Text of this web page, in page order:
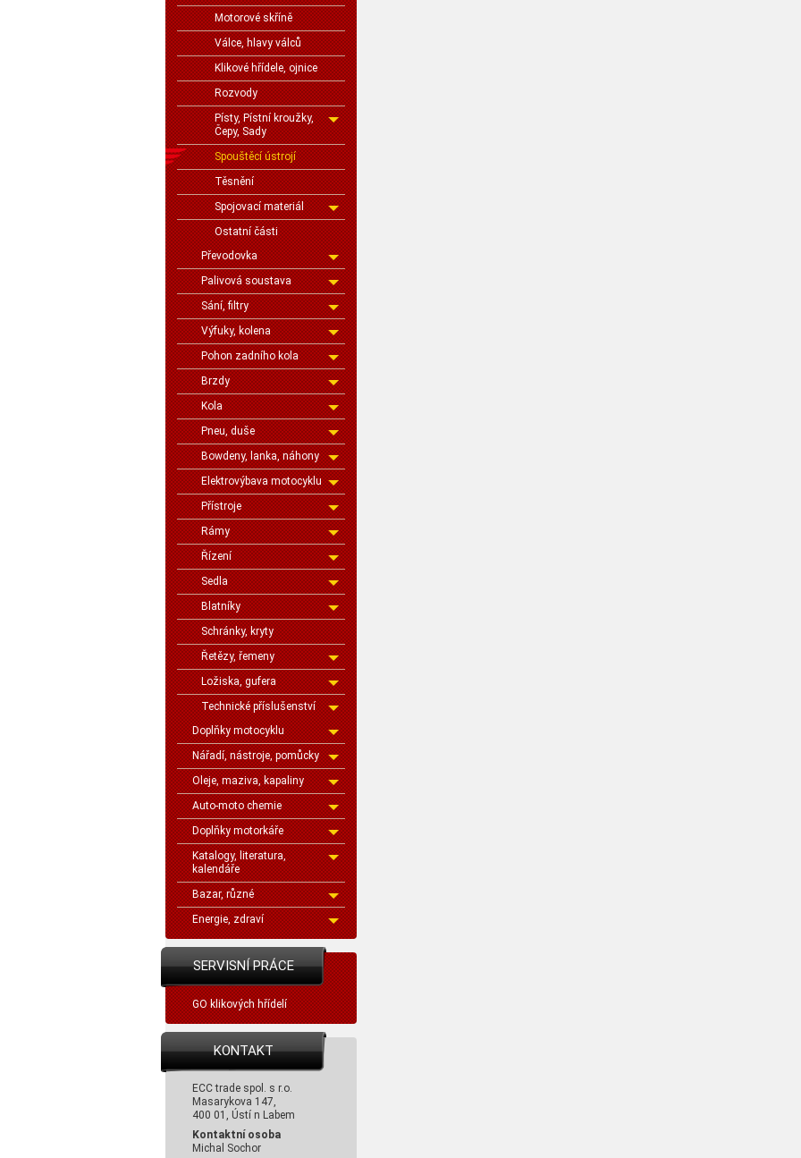
Motorové skříně
Válce, hlavy válců
Klikové hřídele, ojnice
Rozvody
Písty, Pístní kroužky,
Čepy, Sady
Spouštěcí ústrojí
Těsnění
Spojovací materiál
Ostatní části
Převodovka
Palivová soustava
Sání, filtry
Výfuky, kolena
Pohon zadního kola
Brzdy
Kola
Pneu, duše
Bowdeny, lanka, náhony
Elektrovýbava motocyklu
Přístroje
Rámy
Řízení
Sedla
Blatníky
Schránky, kryty
Řetězy, řemeny
Ložiska, gufera
Technické příslušenství
Doplňky motocyklu
Nářadí, nástroje, pomůcky
Oleje, maziva, kapaliny
Auto-moto chemie
Doplňky motorkáře
Katalogy, literatura,
kalendáře
Bazar, různé
Energie, zdraví
SERVISNÍ PRÁCE
GO klikových hřídelí
KONTAKT
ECC trade spol. s r.o.
Masarykova 147,
400 01, Ústí n Labem
Kontaktní osoba
Michal Sochor